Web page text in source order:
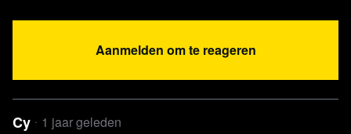
Aanmelden om te reageren
Cy
1 jaar geleden